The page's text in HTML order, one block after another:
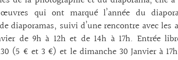
qui ont marqué l’année du
diaporamas, suivi d’une rencontre avec les
de 9h à 12h et de 14h à 17h. Entrée
(5 € et 3 €) et le dimanche 30 Janvier à